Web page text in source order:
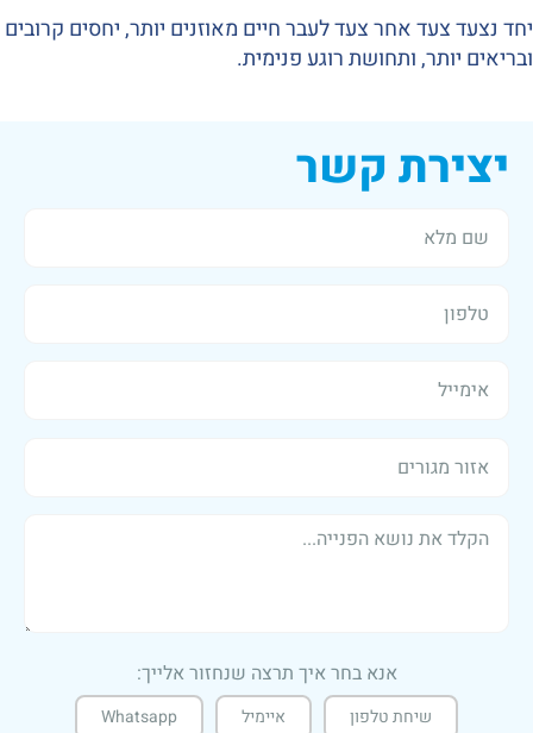
יחד נצעד צעד אחר צעד לעבר חיים מאוזנים יותר, יחסים קרובים
ובריאים יותר, ותחושת רוגע פנימית.
יצירת קשר
אנא בחר איך תרצה שנחזור אלייך:
שיחת טלפון איימיל Whatsapp